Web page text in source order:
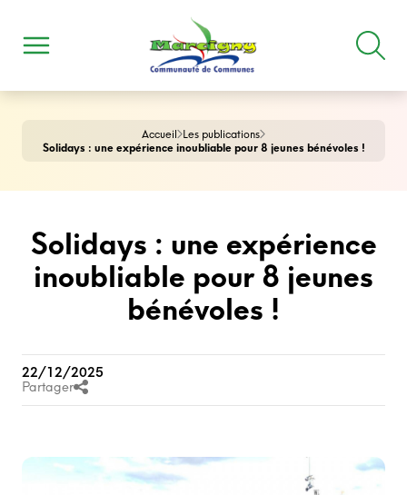
Accueil Les publications
Solidays : une expérience inoubliable pour 8 jeunes bénévoles !
Solidays : une expérience
inoubliable pour 8 jeunes
bénévoles !
22/12/2025
Partager